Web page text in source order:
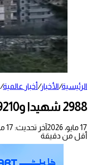
الرئيسية/الأخبار/أخبار عالمية/
2988 شهيدا و9210 مصابين حصيلة العدوان الإسرائيلي على لبنان
17 مايو، 2026
آخر تحديث: 17 مايو، 2026
أقل من دقيقة